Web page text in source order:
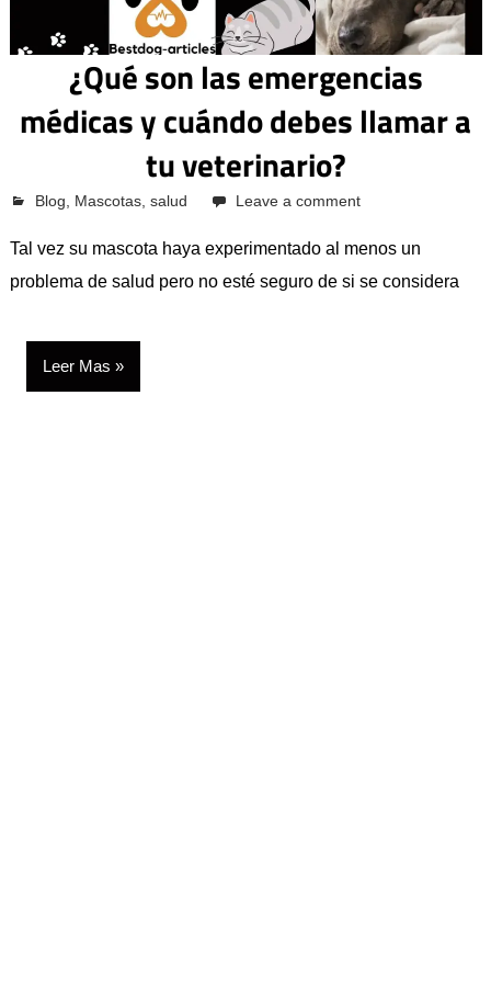
¿Qué son las emergencias
médicas y cuándo debes llamar a
tu veterinario?
octubre 12, 2023
Pcvkk
Blog Mascotas, salud Leave a comment
Tal vez su mascota haya experimentado al menos un
problema de salud pero no esté seguro de si se considera
Leer Mas